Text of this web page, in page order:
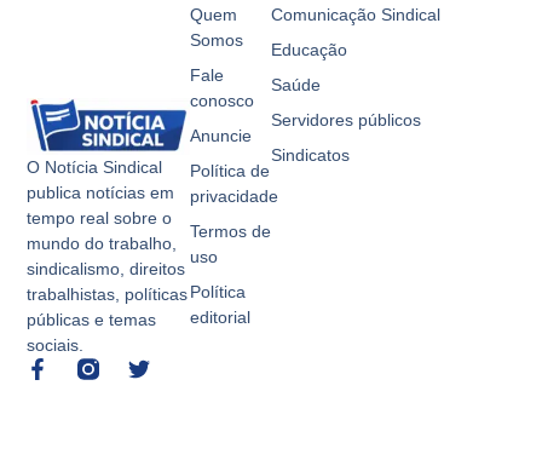
O Notícia Sindical
publica notícias em
tempo real sobre o
mundo do trabalho,
sindicalismo, direitos
trabalhistas, políticas
públicas e temas
sociais.
Comunicação Sindical
Educação
Saúde
Servidores públicos
Sindicatos
Quem
Somos
Fale
conosco
Anuncie
Política de
privacidade
Termos de
uso
Política
editorial